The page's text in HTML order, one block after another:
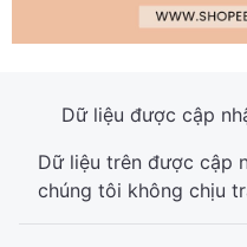
Dữ liệu được cập
Dữ liệu trên được cập
chúng tôi không chịu